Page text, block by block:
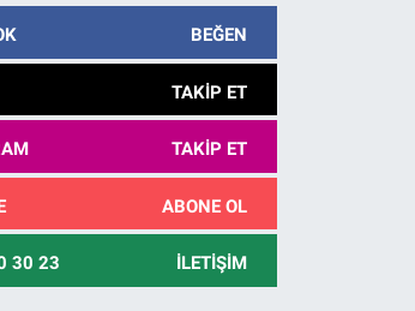
BEĞEN
TAKIP ET
TAKIP ET
ABONE OL
30 23 İLETIŞIM